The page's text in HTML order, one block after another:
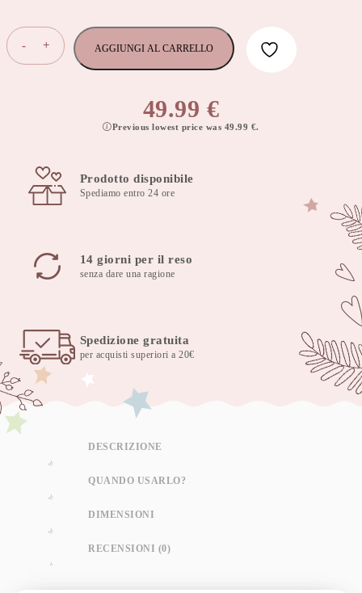
-
Cuscino
alimentazione
cm
Peonia
Rosa
rimovibile
-
+ AGGIUNGI AL CARRELLO
49.99 €
Previous lowest price was 49.99 €.
Prodotto disponibile
Spediamo entro 24 ore
14 giorni per il reso
senza dare una ragione
Spedizione gratuita
per acquisti superiori a 20€
DESCRIZIONE
QUANDO USARLO?
DIMENSIONI
RECENSIONI (0)